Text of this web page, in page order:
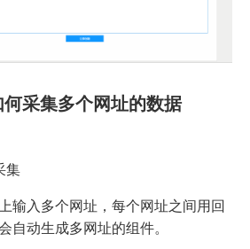
采集多个网址的数据
集
输入多个网址，每个网址之间用回
自动生成多网址的组件。